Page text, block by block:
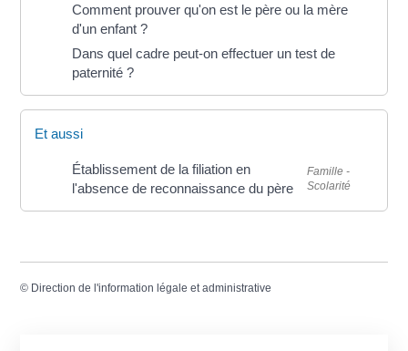
Comment prouver qu'on est le père ou la mère
d'un enfant ?
Dans quel cadre peut-on effectuer un test de
paternité ?
Et aussi
Établissement de la filiation en
l'absence de reconnaissance du père
Famille -
Scolarité
© Direction de l'information légale et administrative